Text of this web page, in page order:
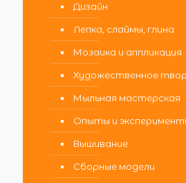
Дизайн
Лепка, слаймы, глина
Мозаика и аппликация
Художественное
Мыльная мастерская
Опыты и
Вышивание
Сборные модели